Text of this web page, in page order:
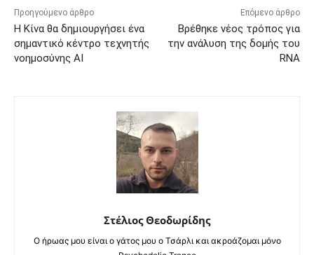
Προηγούμενο άρθρο
Η Κίνα θα δημιουργήσει ένα
σημαντικό κέντρο τεχνητής
νοημοσύνης AI
Επόμενο άρθρο
Βρέθηκε νέος τρόπος για
την ανάλυση της δομής του
RNA
Στέλιος Θεοδωρίδης
Ο ήρωας μου είναι ο γάτος μου ο Τσάρλι και ακροάζομαι μόνο